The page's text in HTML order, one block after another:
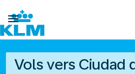

Vols vers Ciudad